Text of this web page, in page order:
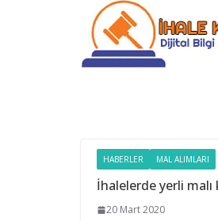
HABERLER MAL ALIMLARI
İhalelerde yerli
20 Mart 2020